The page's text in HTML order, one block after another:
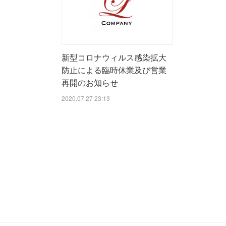
新型コロナウィルス感染拡大
防止による臨時休業及び営業
再開のお知らせ
2020.07.27 23:13